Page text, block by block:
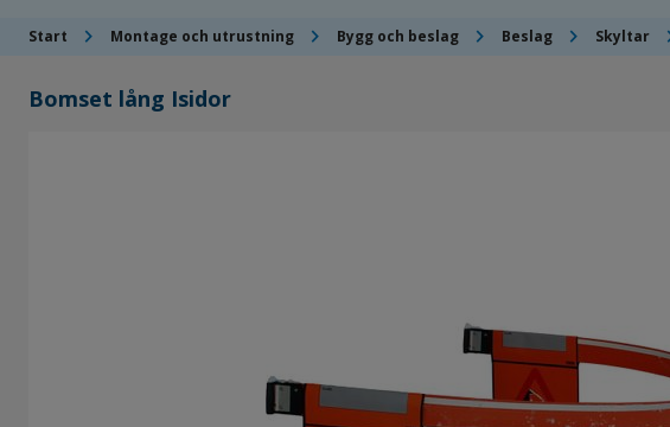
Start chevron_right Montage och utrustning chevron_right Bygg och beslag chevron_right Beslag chevron_right Skyltar
Bomset lång Isidor